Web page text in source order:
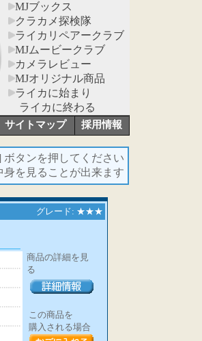
MJブックス
クラカメ探検隊
ライカリペアークラブ
MJムービークラブ
カメラレビュー
MJオリジナル商品
ライカに始まり
ライカに終わる
サイトマップ 採用情報
ボタンを押してください
身を見ることが出来ます
グレード: ★★★
商品の詳細を見
る
この商品を
購入される場合